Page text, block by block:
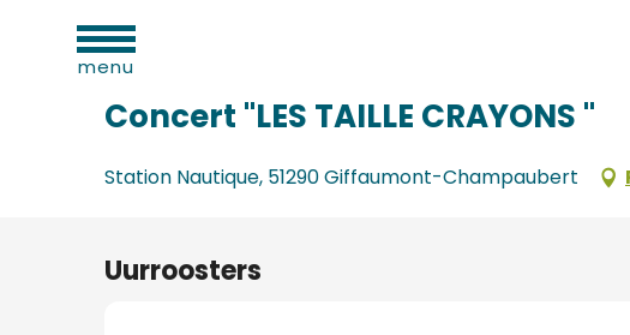
contenumenu
Home
Concert "LES TAILLE CRAYONS "
Station Nautique, 51290 Giffaumont-Champaubert
Uurroosters